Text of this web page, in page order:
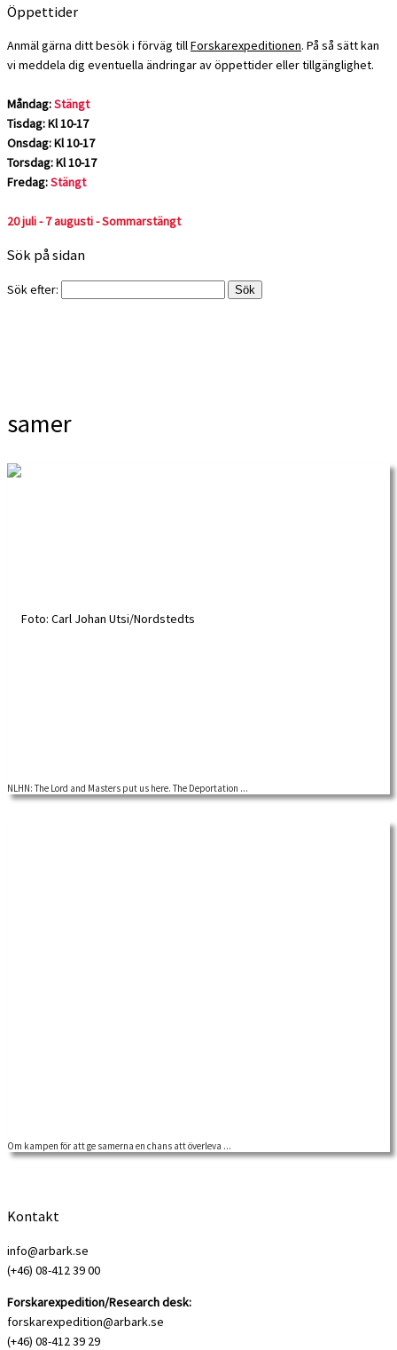
Öppettider
Anmäl gärna ditt besök i förväg tillForskarexpeditionen. På så sätt kan
vi meddela dig eventuella ändringar av öppettider eller tillgänglighet.
Måndag:Stängt
Tisdag: Kl 10-17
Onsdag: Kl 10-17
Torsdag: Kl 10-17
Fredag:Stängt
20 juli - 7 augusti - Sommarstängt
Sök på sidan
Sök efter:
samer
An online seminar organized by the Nordic Labour History Network. The Sámi
NLHN: The Lord and Masters put us here. The Deportation ...
John Takmans personarkiv är en rik källa till de olika frågor som han som
Om kampen för att ge samerna en chans att överleva ...
Kontakt
info@arbark.se
(+46) 08-412 39 00
Forskarexpedition/Research desk:
forskarexpedition@arbark.se
(+46) 08-412 39 29